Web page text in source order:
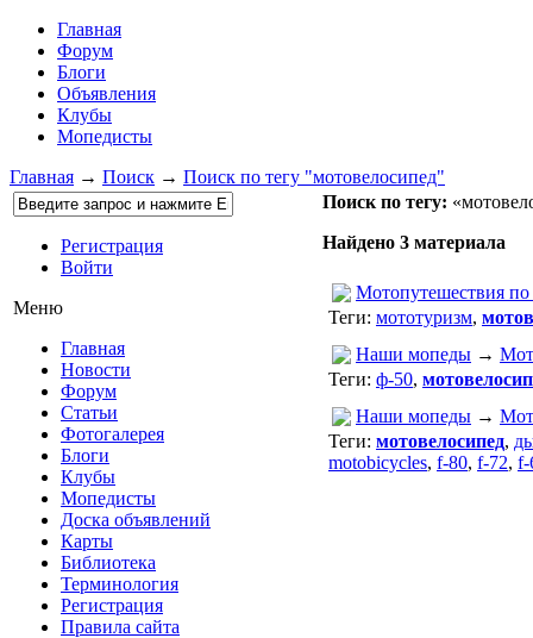
Главная
Форум
Блоги
Объявления
Клубы
Мопедисты
Главная → Поиск → Поиск по тегу "мотовелосипед"
Регистрация
Войти
Меню
Главная
Новости
Форум
Статьи
Фотогалерея
Блоги
Клубы
Мопедисты
Доска объявлений
Карты
Библиотека
Терминология
Регистрация
Правила сайта
Поиск по тегу:
Найдено 3 материала
Мотопутешествия
Теги: мототуризм,
Наши мопеды →
Теги: ф-50,
Наши мопеды →
Теги: мотовелосипед,
motobicycles, f-80, f-72, f-